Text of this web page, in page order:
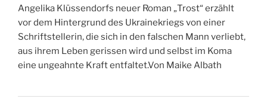
Angelika Klüssendorfs neuer Roman „Trost“ erzählt
vor dem Hintergrund des Ukrainekriegs von einer
Schriftstellerin, die sich in den falschen Mann verliebt,
aus ihrem Leben gerissen wird und selbst im Koma
eine ungeahnte Kraft entfaltet.Von Maike Albath